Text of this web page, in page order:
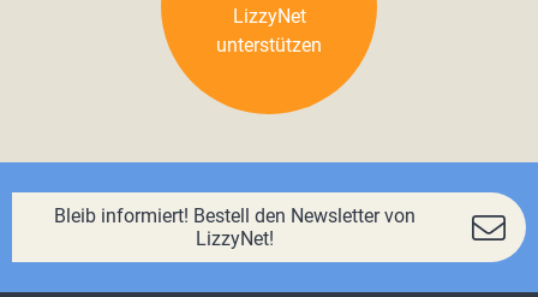
LizzyNet
unterstützen
Bleib informiert! Bestell den Newsletter von
LizzyNet!